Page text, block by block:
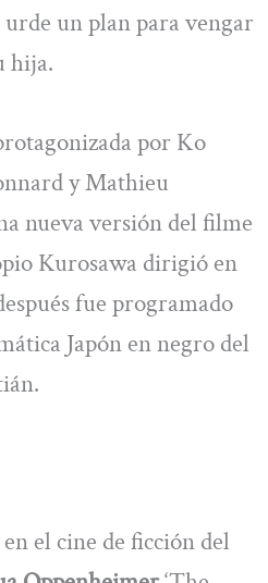
un plan para vengar
hija.
por Ko
y Mathieu
nueva versión del filme
Kurosawa dirigió en
fue programado
Japón en negro del
el cine de ficción del